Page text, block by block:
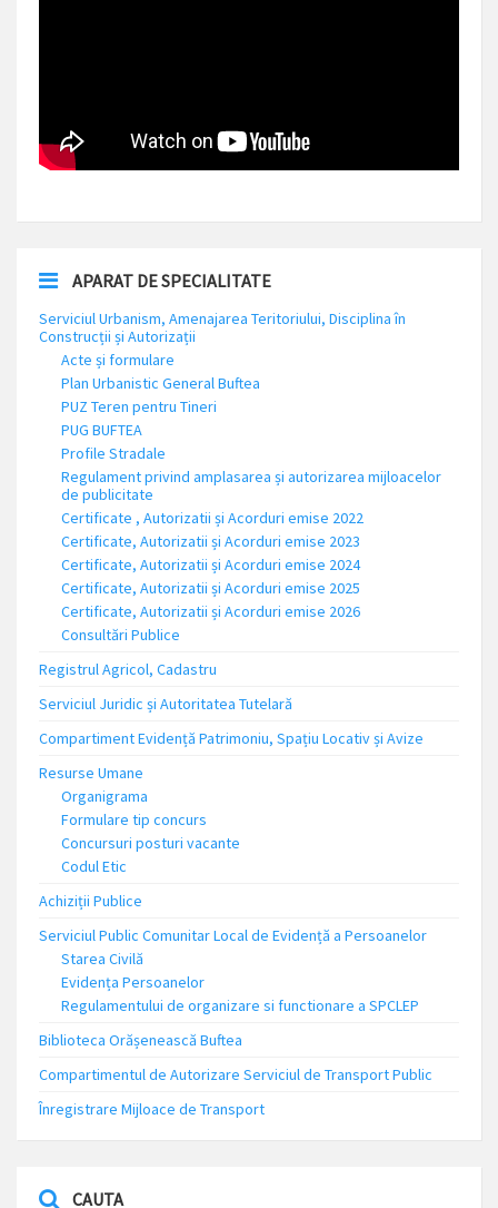
APARAT DE SPECIALITATE
Serviciul Urbanism, Amenajarea Teritoriului, Disciplina în
Construcții și Autorizații
Acte și formulare
Plan Urbanistic General Buftea
PUZ Teren pentru Tineri
PUG BUFTEA
Profile Stradale
Regulament privind amplasarea și autorizarea mijloacelor
de publicitate
Certificate , Autorizatii și Acorduri emise 2022
Certificate, Autorizatii și Acorduri emise 2023
Certificate, Autorizatii și Acorduri emise 2024
Certificate, Autorizatii și Acorduri emise 2025
Certificate, Autorizatii și Acorduri emise 2026
Consultări Publice
Registrul Agricol, Cadastru
Serviciul Juridic și Autoritatea Tutelară
Compartiment Evidență Patrimoniu, Spațiu Locativ și Avize
Resurse Umane
Organigrama
Formulare tip concurs
Concursuri posturi vacante
Codul Etic
Achiziții Publice
Serviciul Public Comunitar Local de Evidență a Persoanelor
Starea Civilă
Evidența Persoanelor
Regulamentului de organizare si functionare a SPCLEP
Biblioteca Orășenească Buftea
Compartimentul de Autorizare Serviciul de Transport Public
Înregistrare Mijloace de Transport
CAUTA